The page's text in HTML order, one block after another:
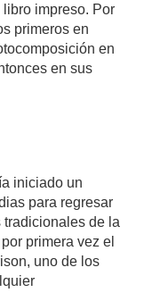
impreso. Por
primeros en
en
en sus
iniciado un
para regresar
de la
primera vez el
uno de los